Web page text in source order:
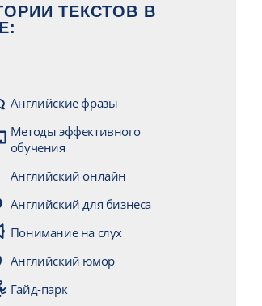
ТЕКСТОВ В
Английские фразы
Методы эффективного
обучения
Английский онлайн
Английский для бизнеса
Понимание на слух
Английский юмор
Гайд-парк